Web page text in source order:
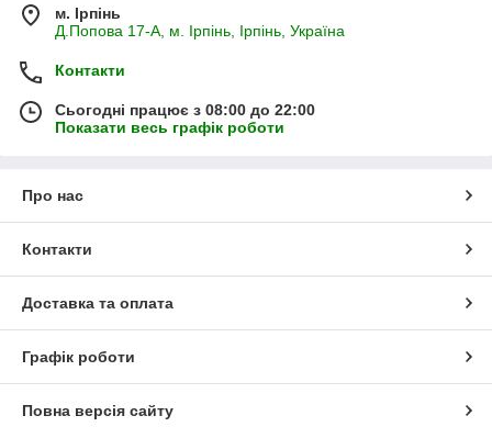
м. Ірпінь
Д.Попова 17-А, м. Ірпінь, Ірпінь, Україна
Контакти
Сьогодні працює з 08:00 до 22:00
Показати весь графік роботи
Про нас
Контакти
Доставка та оплата
Графік роботи
Повна версія сайту